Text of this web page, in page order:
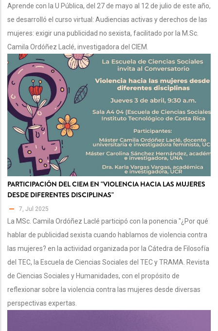
Aprende con la U Pública, del 27 de mayo al 12 de julio de este año,
se desarrolló el curso virtual: Audiencias activas y derechos de las
mujeres: exigir una publicidad no sexista, facilitado por la M.Sc.
Camila Ordóñez Laclé, investigadora del CIEM.
PARTICIPACIÓN DEL CIEM EN "VIOLENCIA HACIA LAS MUJERES
DESDE DIFERENTES DISCIPLINAS"
7, Jul 2025
La MSc. Camila Ordóñez Laclé participó con la ponencia "¿Por qué
hablar de publicidad sexista cuando hablamos de violencia contra
las mujeres? en la actividad organizada por la Cátedra de Filosofía
del TEC, la Escuela de Ciencias Sociales del TEC y TRAMA. Revista
de Ciencias Sociales y Humanidades, con el propósito de
reflexionar sobre la violencia contra las mujeres desde diversas
perspectivas expertas.